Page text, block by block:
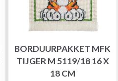
BORDUURPAKKET MFK
TIJGER M 5119/18 16 X
18 CM